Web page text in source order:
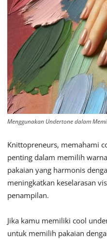
Menggunakan Undertone dalam
Knittopreneurs, memahami
penting dalam memilih
pakaian yang harmonis
meningkatkan keselarasan
penampilan.
Jika kamu memiliki cool
untuk memilih pakaian